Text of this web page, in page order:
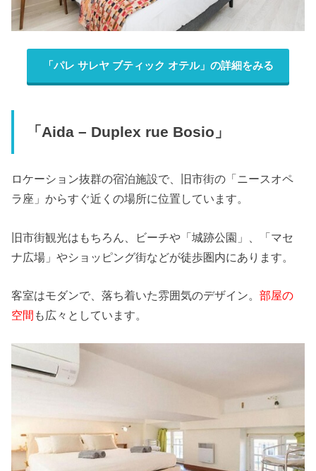
「パレ サレヤ ブティック オテル」の詳細をみる
「Aida – Duplex rue Bosio」
ロケーション抜群の宿泊施設で、旧市街の「ニースオペ
ラ座」からすぐ近くの場所に位置しています。
旧市街観光はもちろん、ビーチや「城跡公園」、「マセ
ナ広場」やショッピング街などが徒歩圏内にあります。
客室はモダンで、落ち着いた雰囲気のデザイン。部屋の
空間 も広々としています。